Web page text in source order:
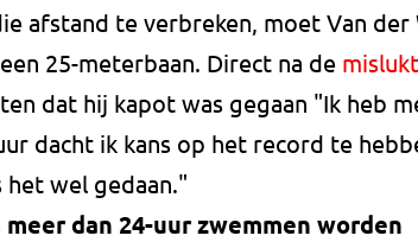
afstand te verbreken, moet Van
25-meterbaan. Direct na de
dat hij kapot was gegaan "Ik heb
dacht ik kans op het record te
het wel gedaan."
dan 24-uur zwemmen worden